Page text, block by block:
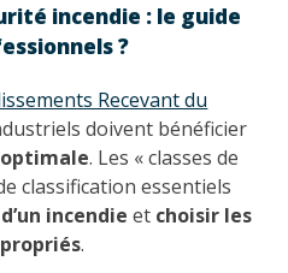
incendie : le guide
?
Recevant du
doivent bénéficier
. Les « classes de
classification essentiels
incendie et choisir les
.